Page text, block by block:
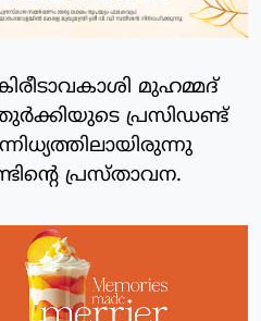
മുഹമ്മദ്
പ്രസിഡണ്ട്
പ്രസ്താവന.